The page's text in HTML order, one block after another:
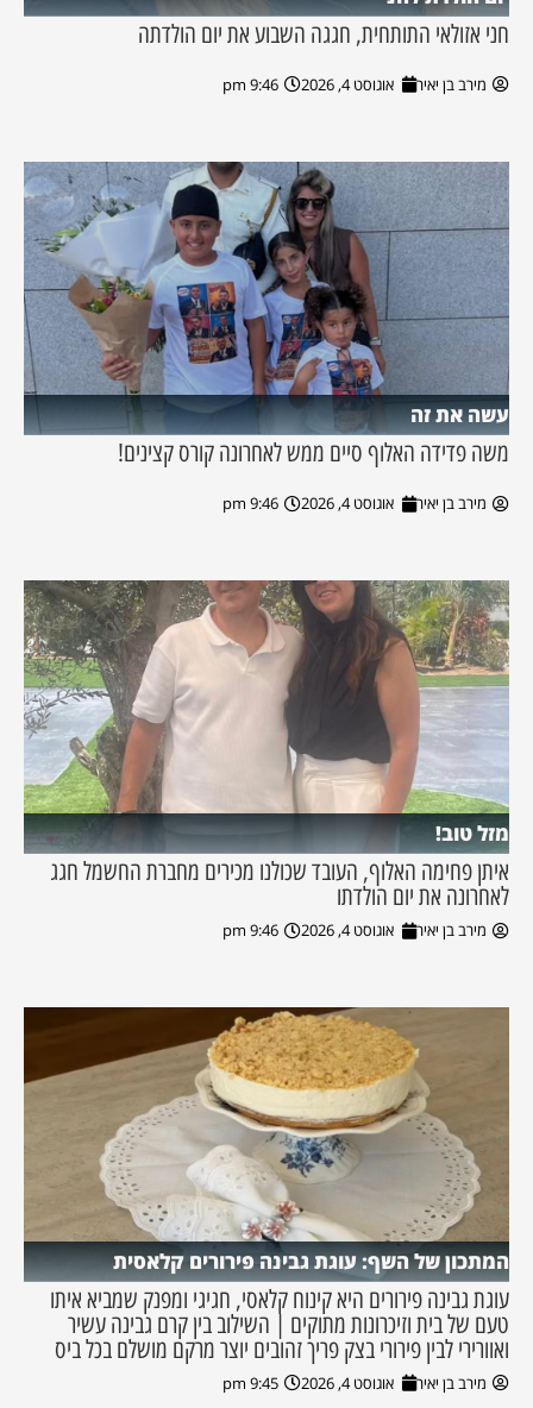
חני אזולאי התותחית, חגגה השבוע את יום הולדתה
מירב בן יאיר אוגוסט 4, 2026 9:46 pm
עשה את זה
משה פדידה האלוף סיים ממש לאחרונה קורס קצינים!
מירב בן יאיר אוגוסט 4, 2026 9:46 pm
מזל טוב!
איתן פחימה האלוף, העובד שכולנו מכירים מחברת החשמל חגג
לאחרונה את יום הולדתו
מירב בן יאיר אוגוסט 4, 2026 9:46 pm
המתכון של השף: עוגת גבינה פירורים קלאסית
עוגת גבינה פירורים היא קינוח קלאסי, חגיגי ומפנק שמביא איתו
טעם של בית וזיכרונות מתוקים | השילוב בין קרם גבינה עשיר
ואוורירי לבין פירורי בצק פריך זהובים יוצר מרקם מושלם בכל ביס
מירב בן יאיר אוגוסט 4, 2026 9:45 pm